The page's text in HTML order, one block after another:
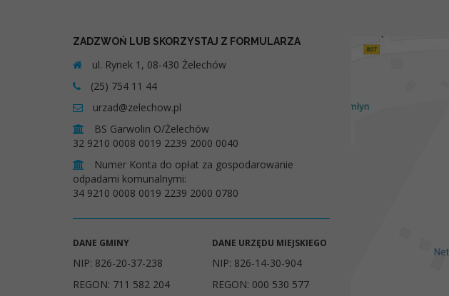
ZADZWOŃ LUB SKORZYSTAJ Z FORMULARZA
ul. Rynek 1, 08-430 Żelechów
(25) 754 11 44
urzad@zelechow.pl
BS Garwolin O/Żelechów
32 9210 0008 0019 2239 2000 0040
Numer Konta do opłat za gospodarowanie
odpadami komunalnymi:
34 9210 0008 0019 2239 2000 0780
DANE GMINY
NIP: 826-20-37-238
REGON: 711 582 204
DANE URZĘDU MIEJSKIEGO
NIP: 826-14-30-904
REGON: 000 530 577